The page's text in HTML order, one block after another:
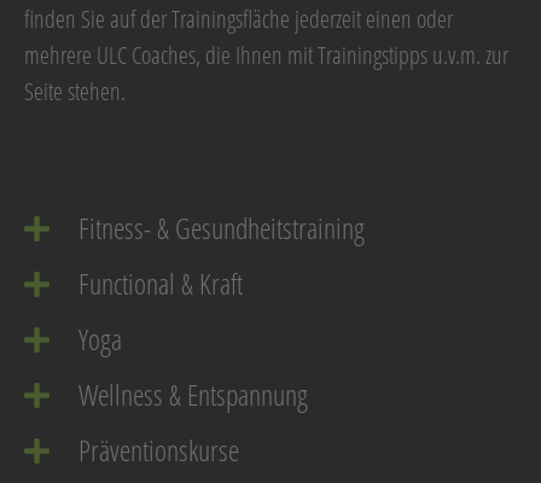
finden Sie auf der Trainingsfläche jederzeit einen oder
mehrere ULC Coaches, die Ihnen mit Trainingstipps u.v.m. zur
Seite stehen.
Fitness- & Gesundheitstraining
Functional & Kraft
Yoga
Wellness & Entspannung
Präventionskurse